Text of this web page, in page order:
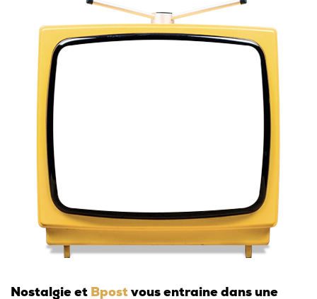
Nostalgie et Bpostvous entraine dans une